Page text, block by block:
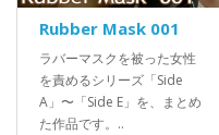
Rubber Mask 001
ラバーマスクを被った女性
を責めるシリーズ「Side
A」〜「Side E」を、まとめ
た作品です。..